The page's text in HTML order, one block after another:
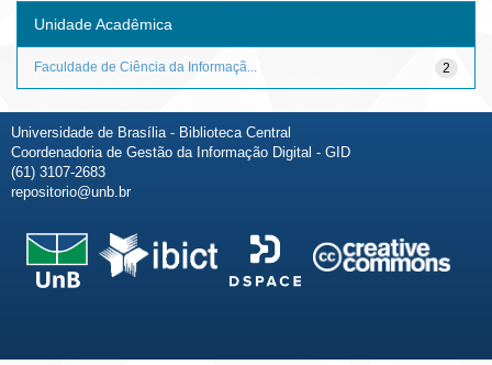
Unidade Acadêmica
2
Faculdade de Ciência da Informaçã...
Universidade de Brasília - Biblioteca Central
Coordenadoria de Gestão da Informação Digital - GID
(61) 3107-2683
repositorio@unb.br